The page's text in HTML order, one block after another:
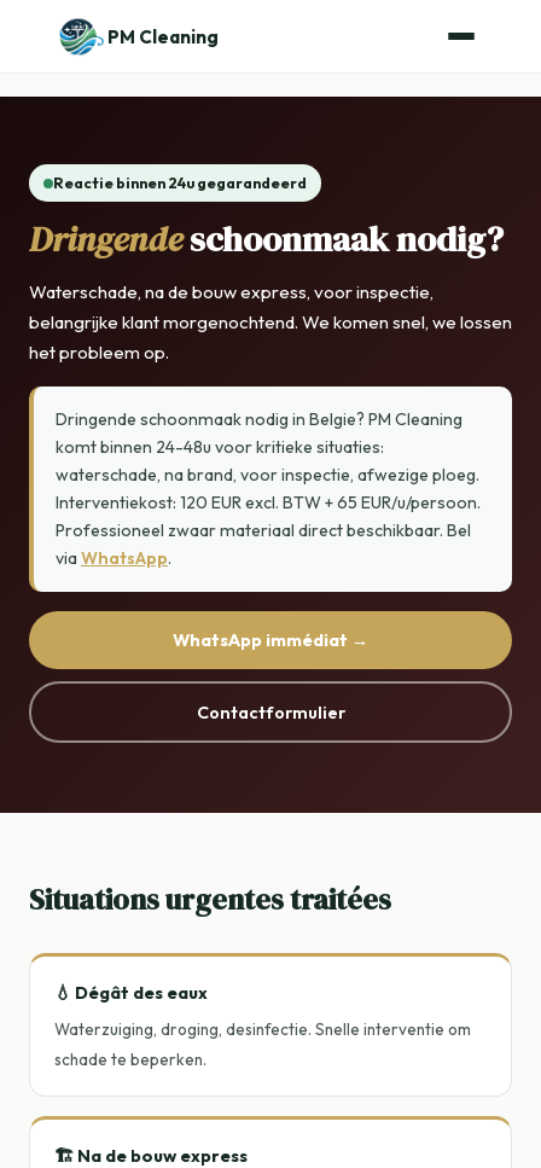
PM Cleaning
Reactie binnen 24u gegarandeerd
Dringendeschoonmaak nodig?
Waterschade, na de bouw express, voor inspectie,
belangrijke klant morgenochtend. We komen snel, we lossen
het probleem op.
Dringende schoonmaak nodig in Belgie? PM Cleaning
komt binnen 24-48u voor kritieke situaties:
waterschade, na brand, voor inspectie, afwezige ploeg.
Interventiekost: 120 EUR excl. BTW + 65 EUR/u/persoon.
Professioneel zwaar materiaal direct beschikbaar. Bel
viaWhatsApp.
WhatsApp immédiat →
Contactformulier
Situations urgentes traitées
💧 Dégât des eaux
Waterzuiging, droging, desinfectie. Snelle interventie om
schade te beperken.
🏗️ Na de bouw express